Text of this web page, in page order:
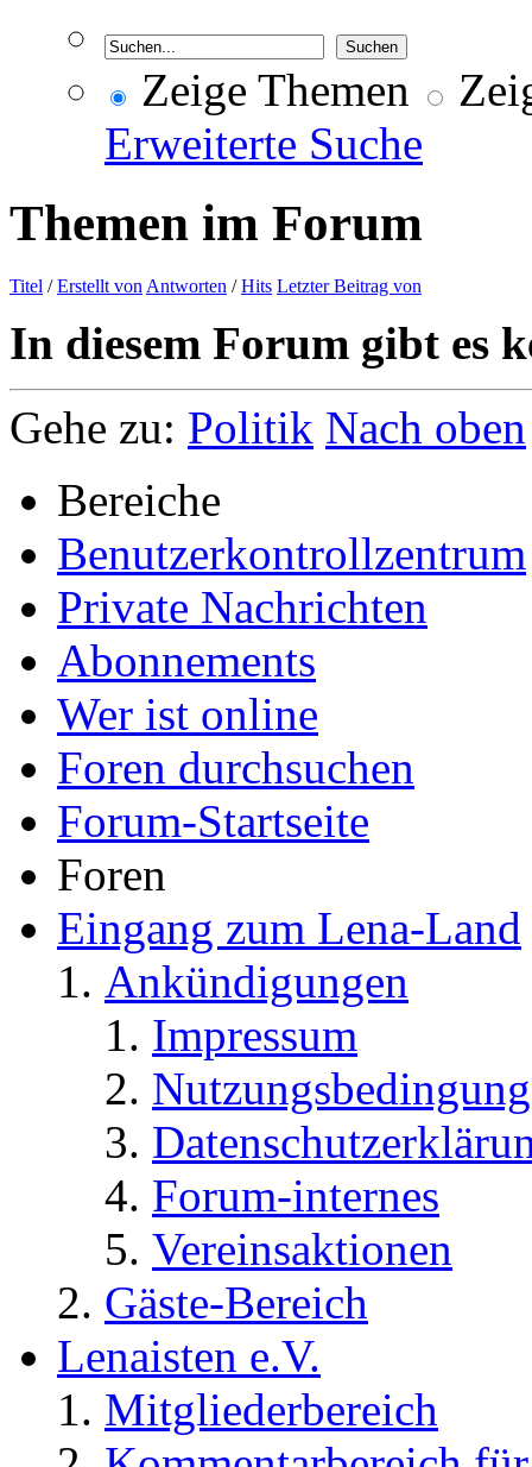
Zeige Themen
Erweiterte Suche
Themen im Forum
Titel /Erstellt von Antworten /Hits Letzter Beitrag von
In diesem Forum gibt es
Gehe zu: Politik Nach oben
Bereiche
Benutzerkontrollzentrum
Private Nachrichten
Abonnements
Wer ist online
Foren durchsuchen
Forum-Startseite
Foren
Eingang zum Lena-Land
Ankündigungen
Impressum
Forum-internes
Vereinsaktionen
Gäste-Bereich
Lenaisten e.V.
Mitgliederbereich